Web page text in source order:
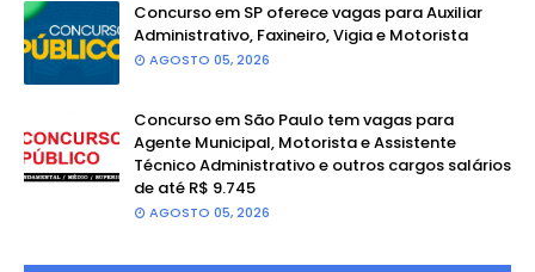
Concurso em SP oferece vagas para Auxiliar
Administrativo, Faxineiro, Vigia e Motorista
AGOSTO 05, 2026
Concurso em São Paulo tem vagas para
Agente Municipal, Motorista e Assistente
Técnico Administrativo e outros cargos salários
de até R$ 9.745
AGOSTO 05, 2026